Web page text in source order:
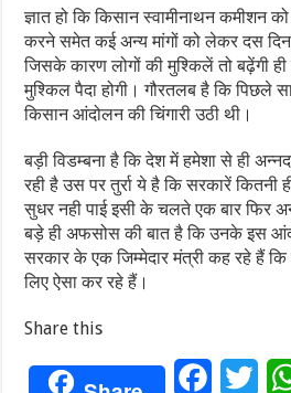
ज्ञात हो कि किसान स्वामीनाथन कमीशन
करने समेत कई अन्‍य मांगों को लेकर दस
जिसके कारण लोगों की मुश्‍किलें तो बढ़ेंगी
मुश्‍किल पैदा होगी। गौरतलब है कि पिछले
किसान आंदोलन की चिंगारी उठी थी।
बड़ी विडम्बना है कि देश में हमेशा से ही
रही है उस पर तुर्रा ये है कि सरकारें
सुधर नही पाई इसी के चलते एक बार फिर
बड़े ही अफसोस की बात है कि उनके इस
सरकार के एक जिम्मेदार मंत्री कह रहे हैं
लिए ऐसा कर रहे हैं।
Share this
Facebook